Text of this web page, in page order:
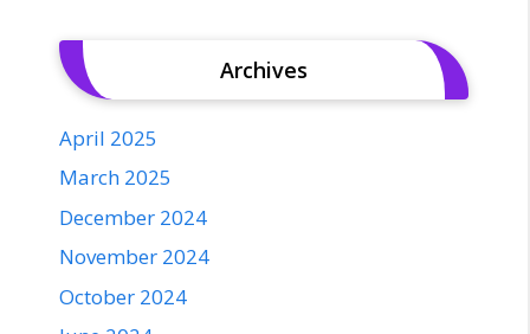
Archives
April 2025
March 2025
December 2024
November 2024
October 2024